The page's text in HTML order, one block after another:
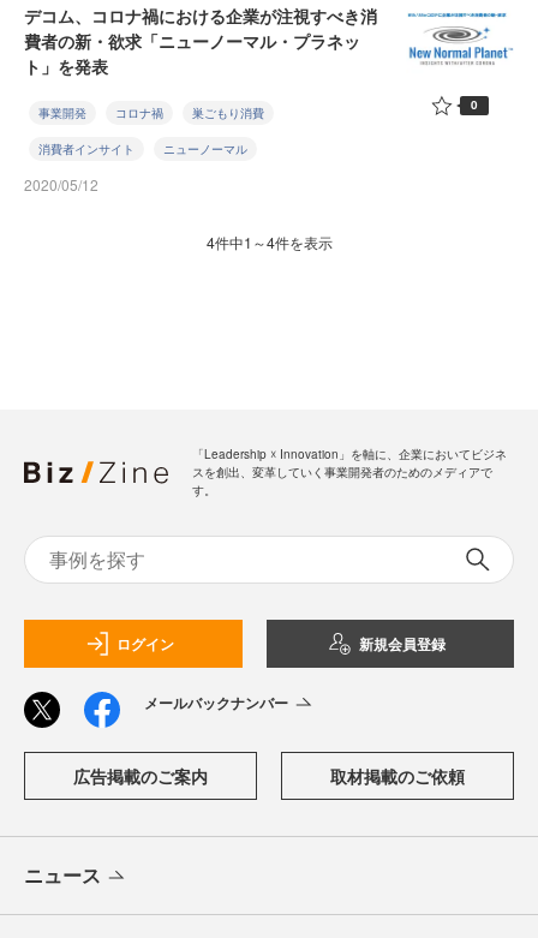
デコム、コロナ禍における企業が注視すべき消
費者の新・欲求「ニューノーマル・プラネッ
ト」を発表
事業開発 コロナ禍 巣ごもり消費
消費者インサイト ニューノーマル
2020/05/12
0
4件中1～4件を表示
「Leadership ☓ Innovation」を軸に、企業においてビジネ
スを創出、変革していく事業開発者のためのメディアで
す。
ログイン 新規会員登録
メールバックナンバー
広告掲載のご案内 取材掲載のご依頼
ニュース